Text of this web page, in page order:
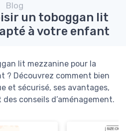
Blog
un toboggan lit
à votre enfant
lit mezzanine pour la
? Découvrez comment bien
et sécurisé, ses avantages,
conseils d’aménagement.